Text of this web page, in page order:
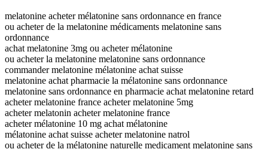
melatonine acheter mélatonine sans ordonnance en france
ou acheter de la melatonine médicaments melatonine sans
ordonnance
achat melatonine 3mg ou acheter mélatonine
ou acheter la melatonine melatonine sans ordonnance
commander melatonine mélatonine achat suisse
melatonine achat pharmacie la mélatonine sans ordonnance
melatonine sans ordonnance en pharmacie achat melatonine retard
acheter melatonine france acheter melatonine 5mg
acheter melatonin acheter melatonine france
acheter mélatonine 10 mg achat mélatonine
mélatonine achat suisse acheter melatonine natrol
ou acheter de la mélatonine naturelle medicament melatonine sans